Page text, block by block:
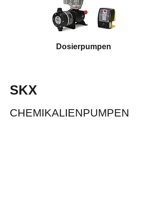
Dosierpumpen
SKX
CHEMIKALIENPUMPEN